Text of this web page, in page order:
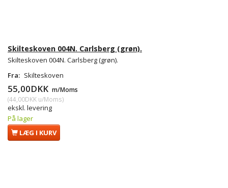
Skilteskoven 004N. Carlsberg (grøn).
Skilteskoven 004N. Carlsberg (grøn).
Fra: Skilteskoven
55,00DKK m/Moms
(44,00DKK u/Moms)
ekskl. levering
På lager
LÆG I KURV